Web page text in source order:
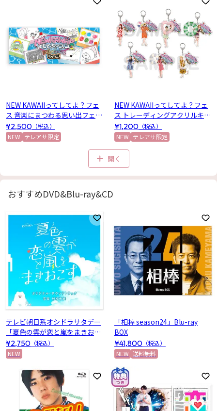
お気に入りに登録
NEW KAWAIIってしてよ？フェ
ス 音楽にまつわる思い出フェイ
スタオル
¥2,500 （税込）
NEW テレアサ限定
お
NEW KAWAIIってしてよ？フェ
ス トレーディングアクリルキー
ホルダー(レトロガールver.)全7
種
¥1,200 （税込）
NEW テレアサ限定
開く
おすすめDVD&Blu-ray&CD
お気に入りに登録
テレビ朝日系オシドラサタデー
「夏色の雲が恋と嵐をまきおこ
す」オリジナル・サウンドトラ
ック
¥2,750 （税込）
NEW
お
「相棒 season24」Blu-ray
BOX
¥41,800 （税込）
NEW 送料無料
お気に入りに登録 お